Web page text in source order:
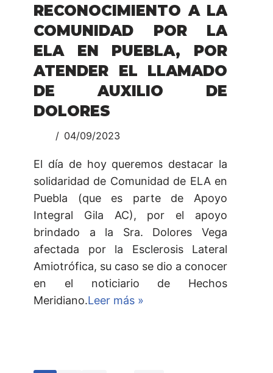
RECONOCIMIENTO A LA
COMUNIDAD POR LA
ELA EN PUEBLA, POR
ATENDER EL LLAMADO
DE AUXILIO DE
DOLORES
04/09/2023
El día de hoy queremos destacar la
solidaridad de Comunidad de ELA en
Puebla (que es parte de Apoyo
Integral Gila AC), por el apoyo
brindado a la Sra. Dolores Vega
afectada por la Esclerosis Lateral
Amiotrófica, su caso se dio a conocer
en el noticiario de Hechos
Meridiano.Leer más »